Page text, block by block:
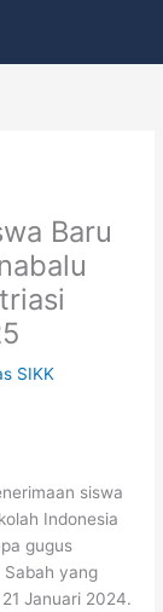
Baru
SIKK
siswa
Indonesia
gugus
yang
Januari 2024.